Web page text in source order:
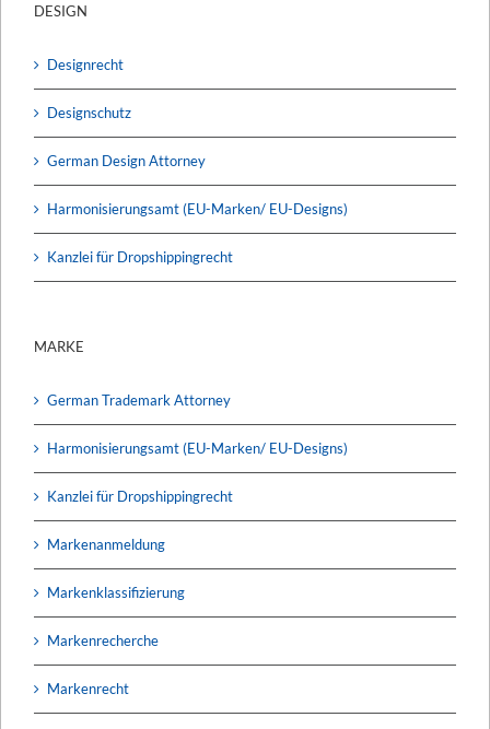
DESIGN
Designrecht
Designschutz
German Design Attorney
Harmonisierungsamt (EU-Marken/ EU-Designs)
Kanzlei für Dropshippingrecht
MARKE
German Trademark Attorney
Harmonisierungsamt (EU-Marken/ EU-Designs)
Kanzlei für Dropshippingrecht
Markenanmeldung
Markenklassifizierung
Markenrecherche
Markenrecht